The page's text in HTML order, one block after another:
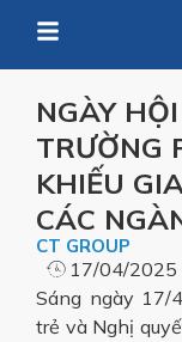
NGÀY
TRƯỜNG
KHIẾU
CÁC
CT GROUP
17/04/2025
Sáng ngày 17/
trẻ và Nghị